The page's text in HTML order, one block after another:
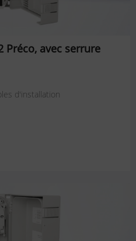
Préco, avec serrure
d'installation